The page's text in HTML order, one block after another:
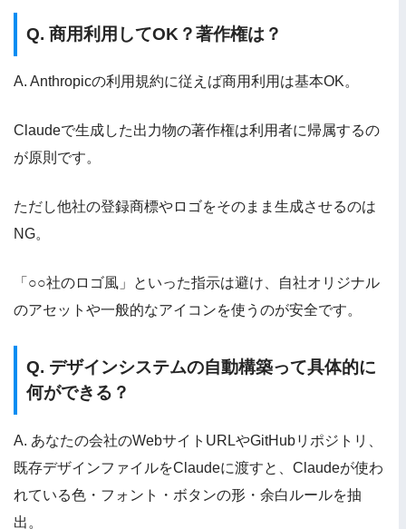
Q. 商用利用してOK？著作権は？
A. Anthropicの利用規約に従えば商用利用は基本OK。
Claudeで生成した出力物の著作権は利用者に帰属するの
が原則です。
ただし他社の登録商標やロゴをそのまま生成させるのは
NG。
「○○社のロゴ風」といった指示は避け、自社オリジナル
のアセットや一般的なアイコンを使うのが安全です。
Q. デザインシステムの自動構築って具体的に
何ができる？
A. あなたの会社のWebサイトURLやGitHubリポジトリ、
既存デザインファイルをClaudeに渡すと、Claudeが使わ
れている色・フォント・ボタンの形・余白ルールを抽
出。